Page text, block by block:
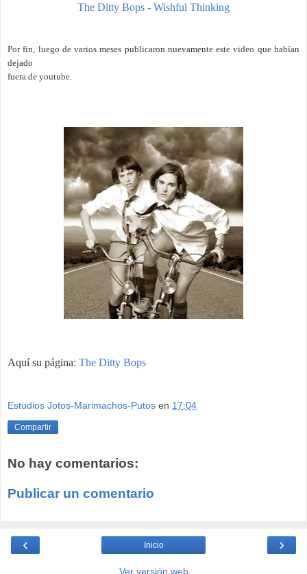
The Ditty Bops - Wishful Thinking
Por fin, luego de varios meses publicaron nuevamente este video que habían
dejado
fuera de youtube.
Aquí su página: The Ditty Bops
Estudios Jotos-Marimachos-Putos en 17:04
Compartir
No hay comentarios:
Publicar un comentario
‹ ›
Inicio
Ver versión web